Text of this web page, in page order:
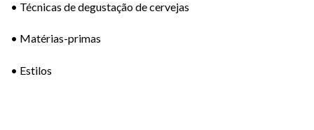
• Técnicas de degustação de cervejas
• Matérias-primas
• Estilos